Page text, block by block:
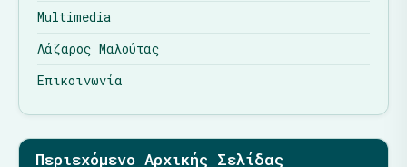
Multimedia
Λάζαρος Μαλούτας
Επικοινωνία
Περιεχόμενο Αρχικής Σελίδας